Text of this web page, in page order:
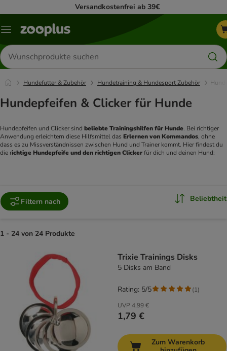
Versandkostenfrei ab 39€
Menü
Produkte
suchen
Hundefutter & Zubehör Hundetraining & Hundesport Zubehör
Hundepfeifen & Clicker für Hunde
Hundepfeifen und Clicker sind beliebte Trainingshilfen für Hunde. Bei richtiger
Anwendung erleichtern diese Hilfsmittel das Erlernen von Kommandos, ohne
dass es zu Missverständnissen zwischen Hund und Trainer kommt. Hier findest du
die richtige Hundepfeife und den richtigen Clicker
Filtern nach Beliebtheit
1 - 24 von 24 Produkte
Trixie Trainings Disks
5 Disks am Band
UVP 4,99 €
1,79 €
Rating: 5/5 (1)
Zum Warenkorb